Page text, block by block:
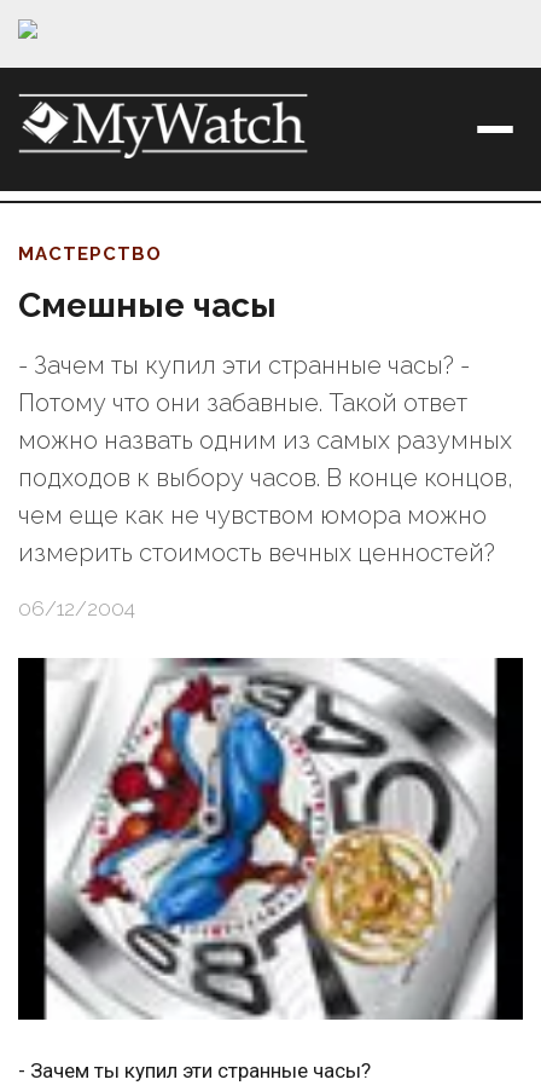
МАСТЕРСТВО
Смешные часы
- Зачем ты купил эти странные часы? -
Потому что они забавные. Такой ответ
можно назвать одним из самых разумных
подходов к выбору часов. В конце концов,
чем еще как не чувством юмора можно
измерить стоимость вечных ценностей?
06/12/2004
- Зачем ты купил эти странные часы?